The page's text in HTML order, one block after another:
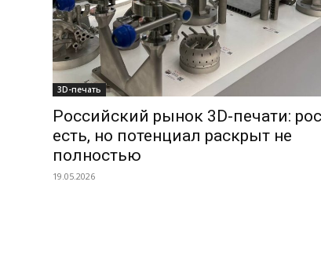
3D-печать
Российский рынок 3D-печати:
есть, но потенциал раскрыт не
полностью
19.05.2026